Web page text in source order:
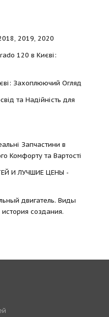
2019, 2020
120 в Києві:
Захоплюючий Огляд
та Надійність для
Запчастини в
Комфорту та Вартості
И ЛУЧШИЕ ЦЕНЫ -
двигатель. Виды
создания.